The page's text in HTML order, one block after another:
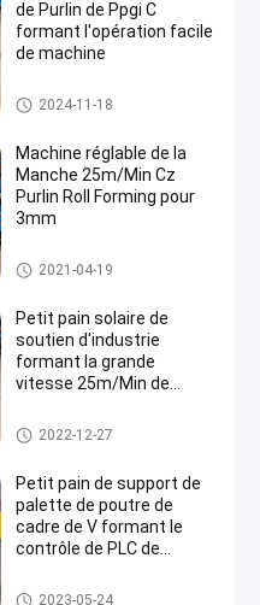
de Purlin de Ppgi C
formant l'opération facile
de machine
Petit pain de Purlin de la CZ for
mant la machine
2024-11-18
Machine réglable de la
Manche 25m/Min Cz
Purlin Roll Forming pour
3mm
Petit pain de Purlin de la CZ for
mant la machine
2021-04-19
Petit pain solaire de
soutien d'industrie
formant la grande
vitesse 25m/Min de
automatique
Petit pain de Purlin de la CZ for
mant la machine
2022-12-27
Petit pain de support de
palette de poutre de
cadre de V formant le
contrôle de PLC de
Petit pain de Purlin de la CZ for
2023-05-24